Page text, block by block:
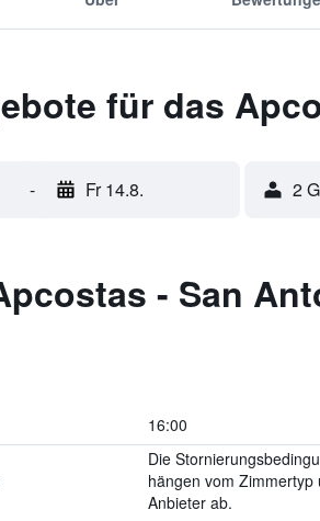
für das
- Fr 14.8. 2
- San
16:00
Die
hängen vom Zimmertyp
Anbieter ab.